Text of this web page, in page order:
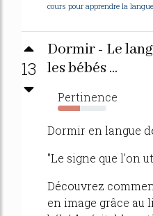
cours pour apprendre la
13
Dormir - Le
les bébés ...
Pertinence
45%
Dormir en langue
"Le signe que l'on
Découvrez
en image grâce au